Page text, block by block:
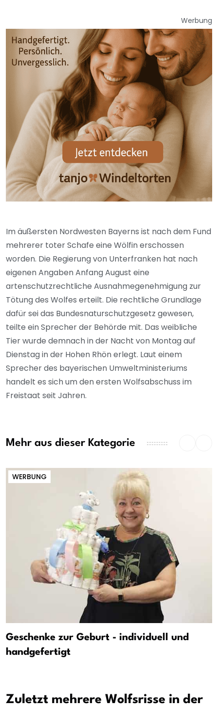
Werbung
Im äußersten Nordwesten Bayerns ist nach dem Fund
mehrerer toter Schafe eine Wölfin erschossen
worden. Die Regierung von Unterfranken hat nach
eigenen Angaben Anfang August eine
artenschutzrechtliche Ausnahmegenehmigung zur
Tötung des Wolfes erteilt. Die rechtliche Grundlage
dafür sei das Bundesnaturschutzgesetz gewesen,
teilte ein Sprecher der Behörde mit. Das weibliche
Tier wurde demnach in der Nacht von Montag auf
Dienstag in der Hohen Rhön erlegt. Laut einem
Sprecher des bayerischen Umweltministeriums
handelt es sich um den ersten Wolfsabschuss im
Freistaat seit Jahren.
Mehr aus dieser Kategorie
WERBUNG
Geschenke zur Geburt - individuell und
handgefertigt
Zuletzt mehrere Wolfsrisse in der